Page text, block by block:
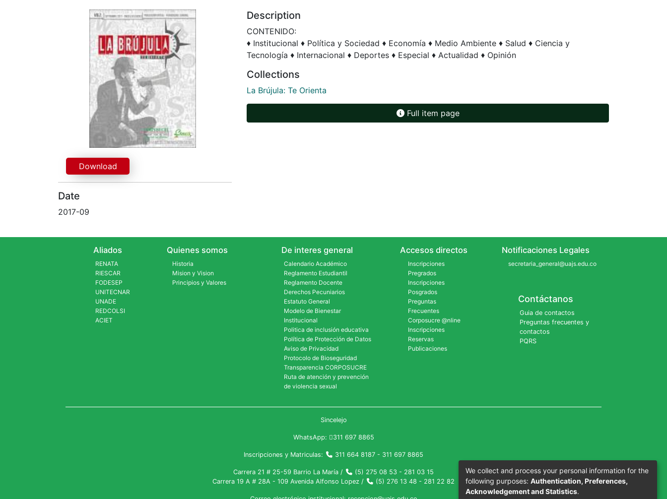
Download
Date
2017-09
Description
CONTENIDO:
♦ Institucional ♦ Política y Sociedad ♦ Economía ♦ Medio Ambiente ♦ Salud ♦ Ciencia y
Tecnología ♦ Internacional ♦ Deportes ♦ Especial ♦ Actualidad ♦ Opinión
Collections
La Brújula: Te Orienta
Full item page
Aliados
RENATA
RIESCAR
FODESEP
UNITECNAR
UNADE
REDCOLSI
ACIET
Quienes somos
Historia
Mision y Vision
Principios y Valores
De interes general
Calendario Académico
Reglamento Estudiantil
Reglamento Docente
Derechos Pecuniarios
Estatuto General
Modelo de Bienestar
Institucional
Politica de inclusión educativa
Política de Protección de Datos
Aviso de Privacidad
Protocolo de Bioseguridad
Transparencia CORPOSUCRE
Ruta de atención y prevención
de violencia sexual
Accesos directos
Inscripciones
Pregrados
Inscripciones
Posgrados
Preguntas
Frecuentes
Corposucre @nline
Inscripciones
Reservas
Publicaciones
Notificaciones Legales
secretaria_general@uajs.edu.co
Contáctanos
Guia de contactos
Preguntas frecuentes y
contactos
PQRS
Sincelejo
WhatsApp: 311 697 8865
Inscripciones y Matriculas: 311 664 8187 - 311 697 8865
Carrera 21 # 25-59 Barrio La María /
(5) 275 08 53 - 281 03 15
Carrera 19 A # 28A - 109 Avenida Alfonso Lopez /
(5) 276 13 48 - 281 22 82
We collect and process your personal information for the
following purposes: Authentication, Preferences,
Acknowledgement and Statistics.